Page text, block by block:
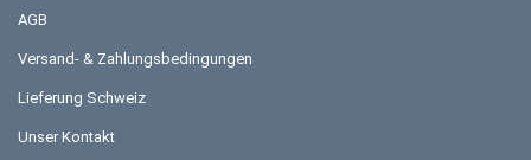
AGB
Versand- & Zahlungsbedingungen
Lieferung Schweiz
Unser Kontakt